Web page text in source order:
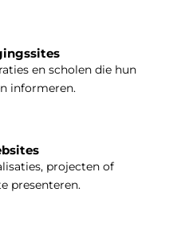
en scholen die hun
informeren.
projecten of
presenteren.